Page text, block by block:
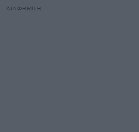
ΔΙΑΦΗΜΙΣΗ